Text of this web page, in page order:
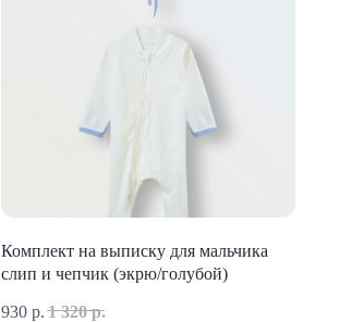
Комплект на выписку для мальчика
слип и чепчик (экрю/голубой)
930 р. 1 320 р.